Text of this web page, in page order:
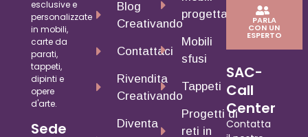
esclusive e
personalizzate
in mobili,
carte da
parati,
tappeti,
dipinti e
opere
d'arte.
Sede
Blog
Creativando
Contattaci
Rivendita
Creativando
Diventa
progettati
Mobili
sfusi
Tappeti
Progetti di
reti in
PARLA
CON UN
ESPERTO
SAC-
Call
Center
Contatta